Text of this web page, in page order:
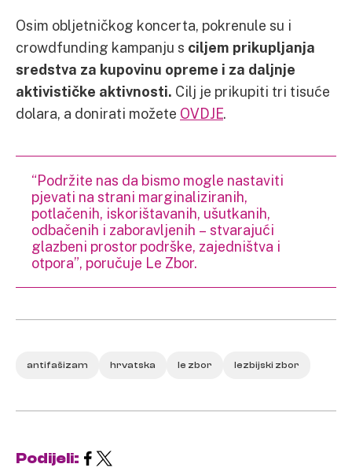
Osim obljetničkog koncerta, pokrenule su i
crowdfunding kampanju s ciljem prikupljanja
sredstva za kupovinu opreme i za daljnje
aktivističke aktivnosti. Cilj je prikupiti tri tisuće
dolara, a donirati možete OVDJE.
“Podržite nas da bismo mogle nastaviti
pjevati na strani marginaliziranih,
potlačenih, iskorištavanih, ušutkanih,
odbačenih i zaboravljenih – stvarajući
glazbeni prostor podrške, zajedništva i
otpora”, poručuje Le Zbor.
antifašizam hrvatska le zbor lezbijski zbor
Podijeli: